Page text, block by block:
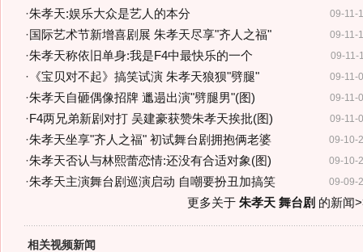
09-11-
·朱孝天:娱乐大众是艺人的本分
09-11-
· 国际艺术节新增喜剧展 朱孝天尽享"齐人之福"
09-11-
·朱孝天称依旧单身:我是F4中最快乐的一个
09-11-
· 《宝贝对不起》搞笑试演 朱孝天狼狈"劈腿"
09-11-
·朱孝天自砸偶像招牌 邋遢出演"劈腿男"(图)
09-11-
·F4两兄弟新剧对打 吴建豪获赞朱孝天挨批(图)
09-10-
·朱孝天坐享"齐人之福" 初试舞台剧拥抱俩老婆
09-10-
·朱孝天否认与林熙蕾恋情:还没有合适对象(图)
09-09-
·朱孝天主演舞台剧巡演启动 自嘲要扮丑加搞笑
更多关于 朱孝天 舞台剧 的新闻
相关视频新闻